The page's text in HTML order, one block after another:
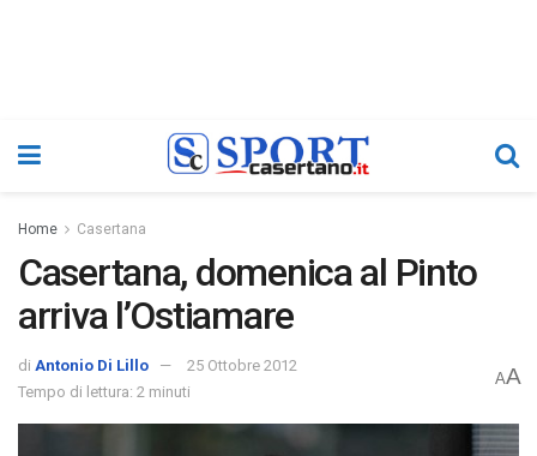
Home Casertana
Casertana, domenica al Pinto
arriva l’Ostiamare
di Antonio Di Lillo
25 Ottobre 2012
Tempo di lettura: 2 minuti
AA